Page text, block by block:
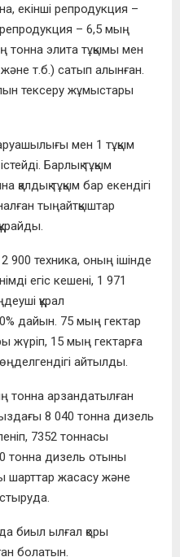
екінші репродукция –
– 6,5 мың
тонна элита тұқымы мен
т.б.) сатып алынған.
тексеру жұмыстары
мен 1 тұқым
Барлық тұқым
тұқым бар екендігі
тыңайтқыштар
900 техника, оның ішінде
егіс кешені, 1 971
құрал
дайын. 75 мың гектар
жүріп, 15 мың гектарға
айтылды.
тонна арзандатылған
8 040 тонна дизель
7352 тоннасы
тонна дизель отыны
шарттар жасасу және
биыл ылғал қоры
болатын.